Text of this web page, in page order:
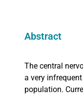
Abstract
The central
a very
population.